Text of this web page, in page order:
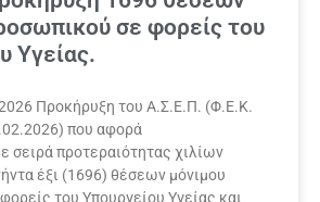
σε φορείς του
Υγείας.
Προκήρυξη του Α.Σ.Ε.Π. (Φ.Ε.Κ.
που αφορά
σειρά προτεραιότητας χιλίων
έξι (1696) θέσεων μόνιμου
του Υπουργείου Υγείας και